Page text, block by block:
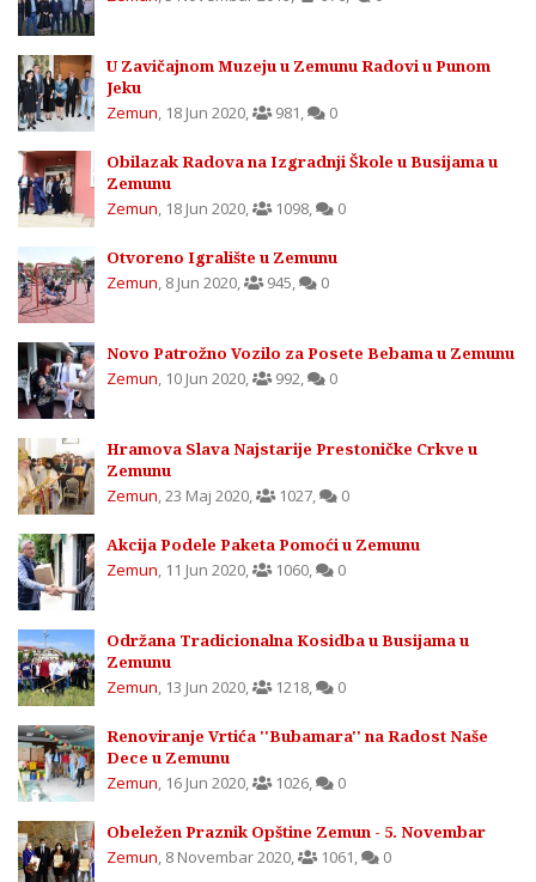
U Zavičajnom Muzeju u Zemunu Radovi u Punom
Jeku
Zemun, 18 Jun 2020, 981, 0
Obilazak Radova na Izgradnji Škole u Busijama u
Zemunu
Zemun, 18 Jun 2020, 1098, 0
Otvoreno Igralište u Zemunu
Zemun, 8 Jun 2020, 945, 0
Novo Patrožno Vozilo za Posete Bebama u Zemunu
Zemun, 10 Jun 2020, 992, 0
Hramova Slava Najstarije Prestoničke Crkve u
Zemunu
Zemun,23 Maj 2020, 1027, 0
Akcija Podele Paketa Pomoći u Zemunu
Zemun, 11 Jun 2020, 1060, 0
Održana Tradicionalna Kosidba u Busijama u
Zemunu
Zemun, 13 Jun 2020, 1218, 0
Renoviranje Vrtića ''Bubamara'' na Radost Naše
Dece u Zemunu
Zemun, 16 Jun 2020, 1026, 0
Obeležen Praznik Opštine Zemun - 5. Novembar
Zemun, 8 Novembar 2020, 1061, 0